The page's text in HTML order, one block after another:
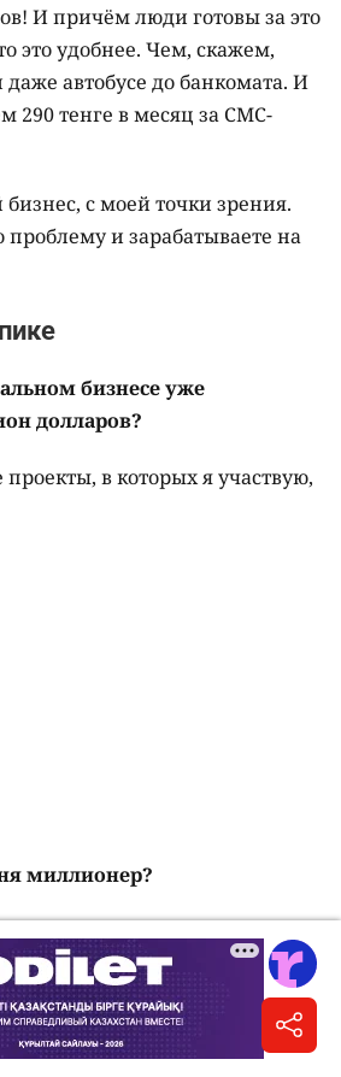
И причём люди готовы за это
это удобнее. Чем, скажем,
даже автобусе до банкомата. И
290 тенге в месяц за СМС-
с моей точки зрения.
и зарабатываете на
бизнесеуже
долларов?
проекты, в которых я участвую,
миллионер?
я их обычно вкладываю
интернет-проекты, в какие-то
у меня постоянно идёт
большое.